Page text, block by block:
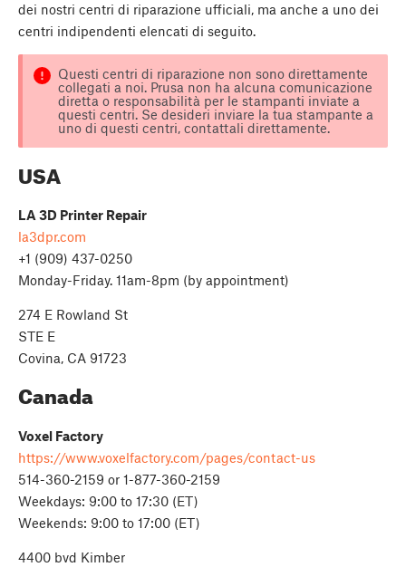
dei nostri centri di riparazione ufficiali, ma anche a uno dei
centri indipendenti elencati di seguito.
Questi centri di riparazione non sono direttamente
collegati a noi. Prusa non ha alcuna comunicazione
diretta o responsabilità per le stampanti inviate a
questi centri. Se desideri inviare la tua stampante a
uno di questi centri, contattali direttamente.
USA
LA 3D Printer Repair
la3dpr.com
+1 (909) 437-0250
Monday-Friday. 11am-8pm (by appointment)
274 E Rowland St
STE E
Covina, CA 91723
Canada
Voxel Factory
https://www.voxelfactory.com/pages/contact-us
514-360-2159 or 1-877-360-2159
Weekdays: 9:00 to 17:30 (ET)
Weekends: 9:00 to 17:00 (ET)
4400 bvd Kimber